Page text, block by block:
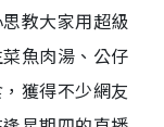
教大家用超級
魚肉湯、公仔
獲得不少網友